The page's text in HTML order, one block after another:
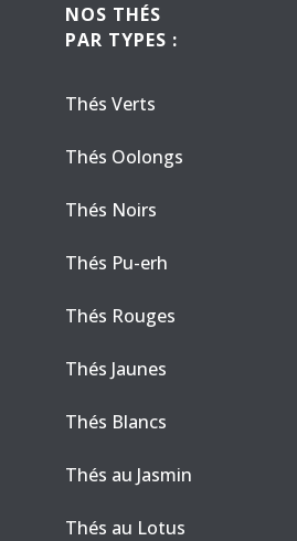
NOS THÉS
PAR TYPES :
Thés Verts
Thés Oolongs
Thés Noirs
Thés Pu-erh
Thés Rouges
Thés Jaunes
Thés Blancs
Thés au Jasmin
Thés au Lotus